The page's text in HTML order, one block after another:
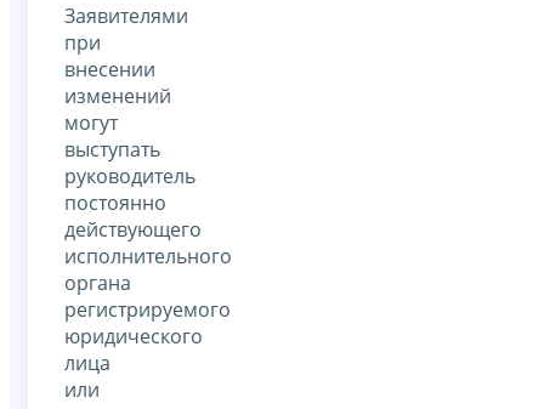
Заявителями
при
внесении
изменений
могут
выступать
руководитель
постоянно
действующего
исполнительного
органа
регистрируемого
юридического
лица
или